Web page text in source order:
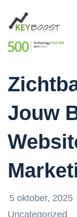
Jouw
5 oktober, 2025
Uncategorized